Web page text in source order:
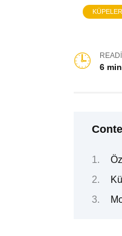
KÜPELER
6 min